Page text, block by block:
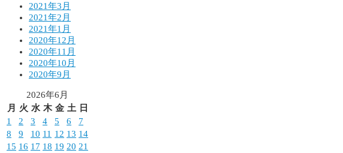
2021年3月
2021年2月
2021年1月
2020年12月
2020年11月
2020年10月
2020年9月
2026年6月
月
火 水 木 金 土
日
1
2 3 4 5 6
7
8
9 10 11 12 13 14
15 16 17 18 19 20 21